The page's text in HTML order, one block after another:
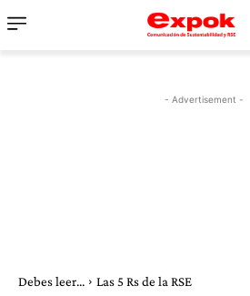
- Advertisement -
Debes leer... Las 5 Rs de la RSE